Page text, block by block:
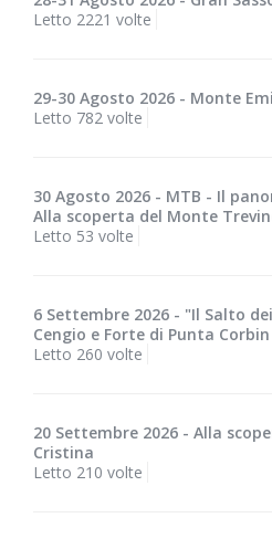
Letto 2221 volte
29-30 Agosto 2026 - Monte
Letto 782 volte
30 Agosto 2026 - MTB - Il
Alla scoperta del Monte
Letto 53 volte
6 Settembre 2026 - "Il Salto
Cengio e Forte di Punta
Letto 260 volte
20 Settembre 2026 - Alla
Cristina
Letto 210 volte